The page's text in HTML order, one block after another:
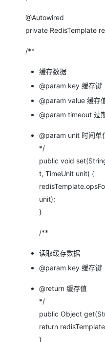
@Autowired
private RedisTemplate
/**
缓存数据
@param key 缓存键
@param value 缓存
@param timeout 过
@param unit 时间单
*/
public void
t, TimeUnit unit) {
unit);
}
/**
读取缓存数据
@param key 缓存键
@return 缓存值
*/
public Object
return
}